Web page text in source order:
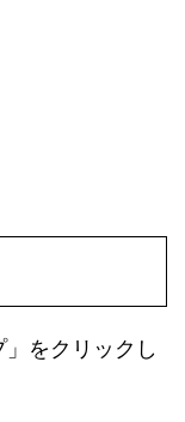
をクリックし